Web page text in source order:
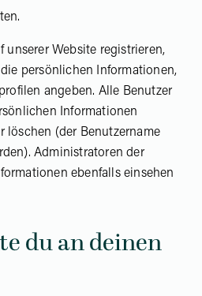
unserer Website registrieren,
persönlichen Informationen,
angeben. Alle Benutzer
Informationen
löschen (der Benutzername
Administratoren der
ebenfalls einsehen
du an deinen